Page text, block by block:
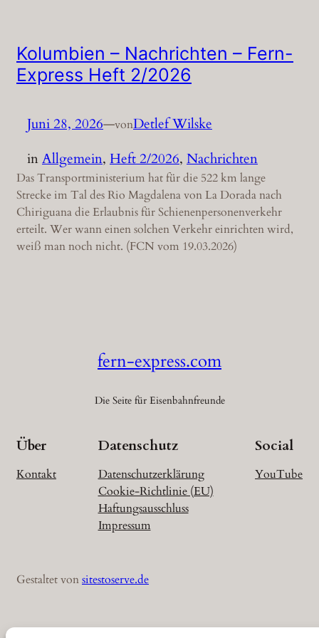
Kolumbien – Nachrichten – Fern-
Express Heft 2/2026
Juni 28, 2026—vonDetlef Wilske
inAllgemein, Heft 2/2026, Nachrichten
Das Transportministerium hat für die 522 km lange
Strecke im Tal des Rio Magdalena von La Dorada nach
Chiriguana die Erlaubnis für Schienenpersonenverkehr
erteilt. Wer wann einen solchen Verkehr einrichten wird,
weiß man noch nicht. (FCN vom 19.03.2026)
fern-express.com
Die Seite für Eisenbahnfreunde
Über
Kontakt
Datenschutz
Datenschutzerklärung
Cookie-Richtlinie (EU)
Haftungsausschluss
Impressum
Social
YouTube
Gestaltet vonsitestoserve.de